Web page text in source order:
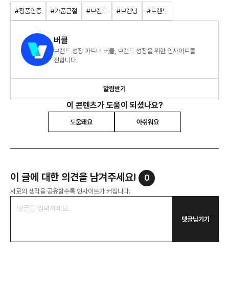
#정품인증 #가품근절 #브랜드 #브랜딩 #트렌드
버클
브랜드 성장 파트너 버클, 브랜드 성장을 위한 인사이트를
전합니다.
알림받기
이 콘텐츠가 도움이 되셨나요?
도움돼요 아쉬워요
이 글에 대한 의견을 남겨주세요! 0
서로의 생각을 공유할수록 인사이트가 커집니다.
댓글남기기